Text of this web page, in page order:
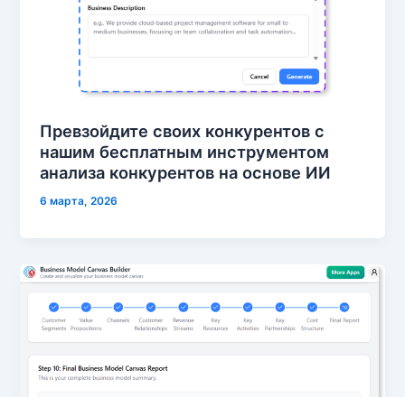
Превзойдите своих конкурентов с
нашим бесплатным инструментом
анализа конкурентов на основе ИИ
6 марта, 2026